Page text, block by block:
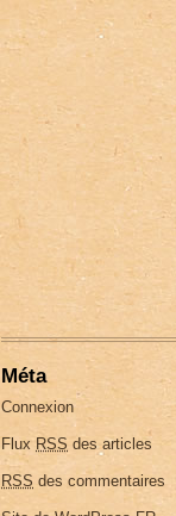
Méta
Connexion
Flux RSS des articles
RSS des commentaires